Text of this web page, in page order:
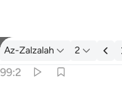
Tafsir: Az-Zalzalah 99:2
Az-Zalzalah 2
99:2